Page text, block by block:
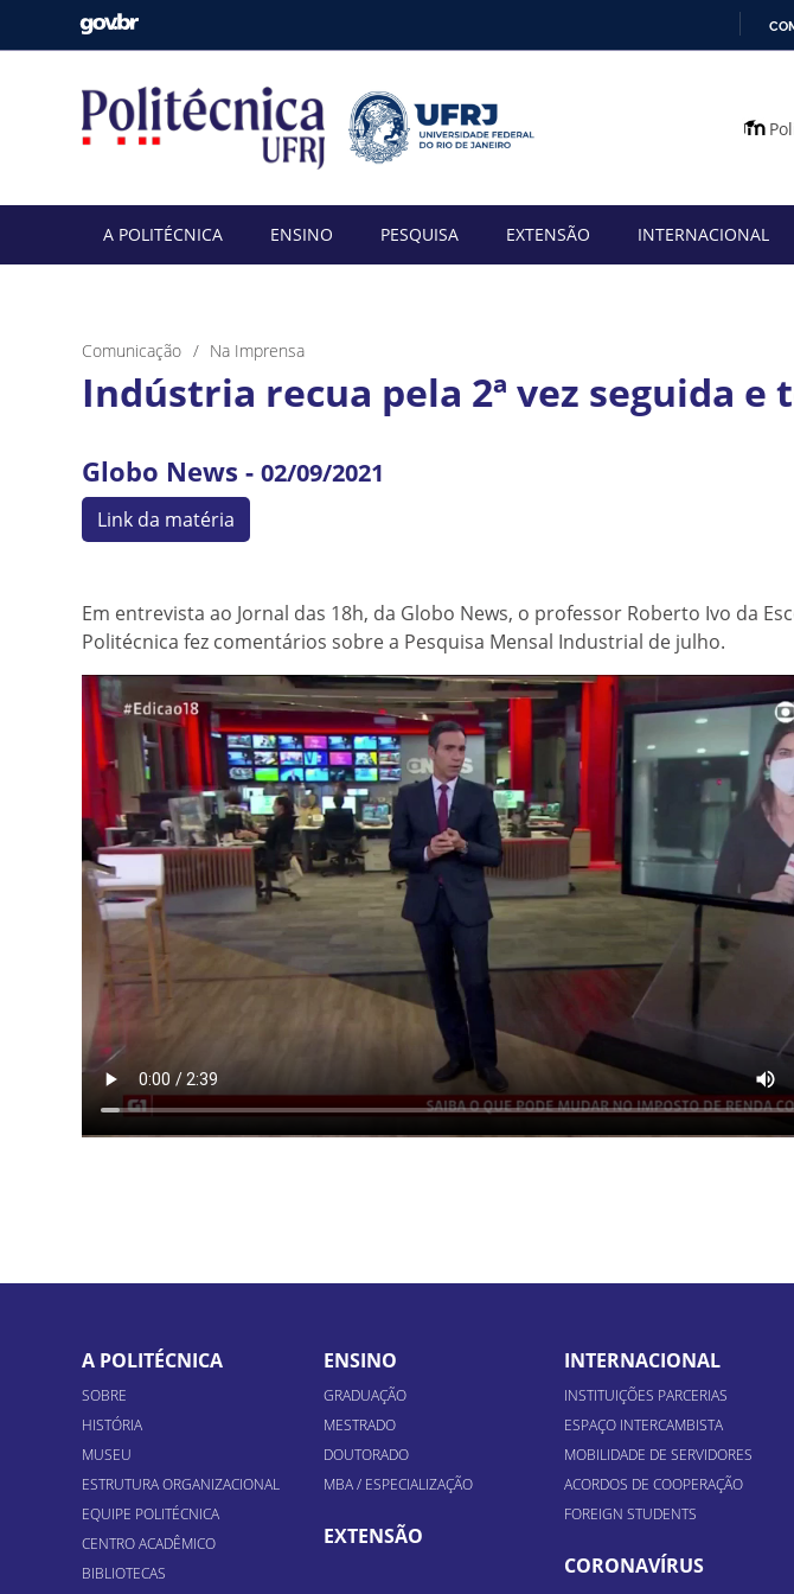
A POLITÉCNICA ENSINO PESQUISA EXTENSÃO INTERNACIONAL
Comunicação Na Imprensa
Indústria recua pela 2ª vez seguida e
Globo News - 02/09/2021
Link da matéria
Em entrevista ao Jornal das 18h, da Globo News, o professor Roberto Ivo da
Politécnica fez comentários sobre a Pesquisa Mensal Industrial de julho.
A POLITÉCNICA
SOBRE
HISTÓRIA
MUSEU
ESTRUTURA ORGANIZACIONAL
EQUIPE POLITÉCNICA
CENTRO ACADÊMICO
BIBLIOTECAS
ENSINO
GRADUAÇÃO
MESTRADO
DOUTORADO
MBA / ESPECIALIZAÇÃO
EXTENSÃO
INTERNACIONAL
INSTITUIÇÕES PARCERIAS
ESPAÇO INTERCAMBISTA
MOBILIDADE DE SERVIDORES
ACORDOS DE COOPERAÇÃO
FOREIGN STUDENTS
CORONAVÍRUS